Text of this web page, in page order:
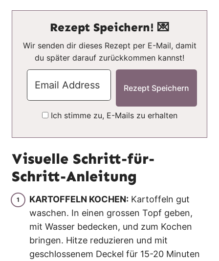
Rezept Speichern! 💌
Wir senden dir dieses Rezept per E-Mail, damit
du später darauf zurückkommen kannst!
Ich stimme zu, E-Mails zu erhalten
Visuelle Schritt-für-
Schritt-Anleitung
KARTOFFELN KOCHEN: Kartoffeln gut
waschen. In einen grossen Topf geben,
mit Wasser bedecken, und zum Kochen
bringen. Hitze reduzieren und mit
geschlossenem Deckel für 15-20 Minuten